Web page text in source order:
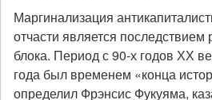
Маргинализация
отчасти является последствием
блока. Период с 90-х годов ХХ
года был временем «конца
определил Фрэнсис Фукуяма,